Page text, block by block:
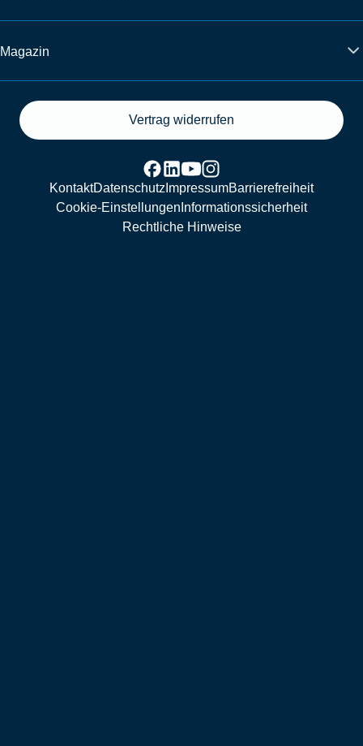
Magazin
Vertrag widerrufen
KontaktDatenschutz ImpressumBarrierefreiheit
Cookie-Einstellungen Informationssicherheit
Rechtliche Hinweise